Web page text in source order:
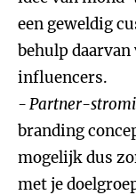
een geweldig
behulp
influencers.
- Partner-
branding
mogelijk dus
met je